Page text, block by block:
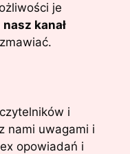
je
nasz kanał
i
nami uwagami i
opowiadań i